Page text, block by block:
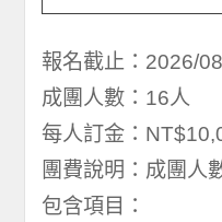
報名截止：2026/
成團人數：16人
每人訂金：
團費說明：成團人
包含項目：